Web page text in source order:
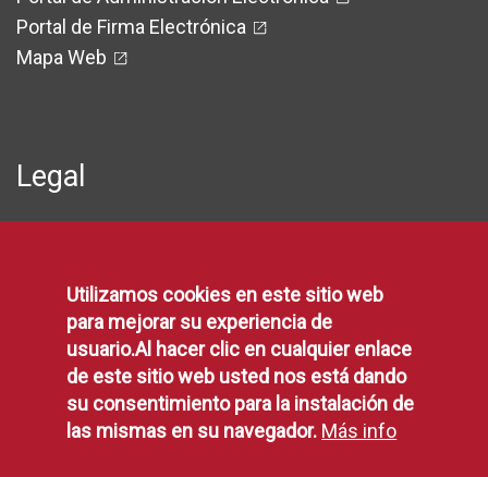
Portal de Firma Electrónica
Mapa Web
Legal
Aviso Legal
Disponibilidad
Declaración de Accesibilidad
Política de Cookies
Utilizamos cookies en este sitio web
para mejorar su experiencia de
usuario.Al hacer clic en cualquier enlace
de este sitio web usted nos está dando
su consentimiento para la instalación de
las mismas en su navegador. Más info